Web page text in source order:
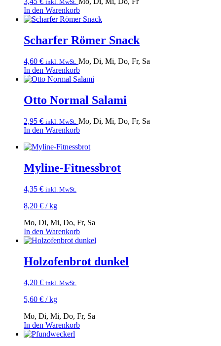
inkl. MwSt.
In den Warenkorb
Scharfer Römer Snack
4,60 € inkl. MwSt. Mo, Di, Mi, Do, Fr, Sa
In den Warenkorb
Otto Normal Salami
2,95 € inkl. MwSt. Mo, Di, Mi, Do, Fr, Sa
In den Warenkorb
Myline-Fitnessbrot
4,35 € inkl. MwSt.
8,20 € /kg
Mo, Di, Mi, Do, Fr, Sa
In den Warenkorb
Holzofenbrot dunkel
4,20 € inkl. MwSt.
5,60 € /kg
Mo, Di, Mi, Do, Fr, Sa
In den Warenkorb